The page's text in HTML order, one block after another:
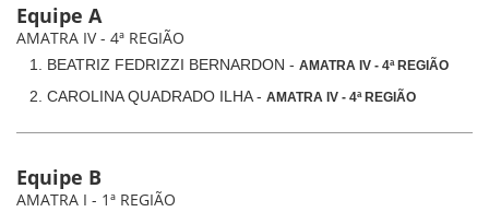
Equipe A
AMATRA IV - 4ª REGIÃO
BEATRIZ FEDRIZZI BERNARDON - AMATRA IV - 4ª REGIÃO
CAROLINA QUADRADO ILHA - AMATRA IV - 4ª REGIÃO
Equipe B
AMATRA I - 1ª REGIÃO